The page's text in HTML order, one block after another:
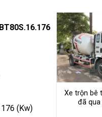
Xe trộn bê
đã qua
(Kw)